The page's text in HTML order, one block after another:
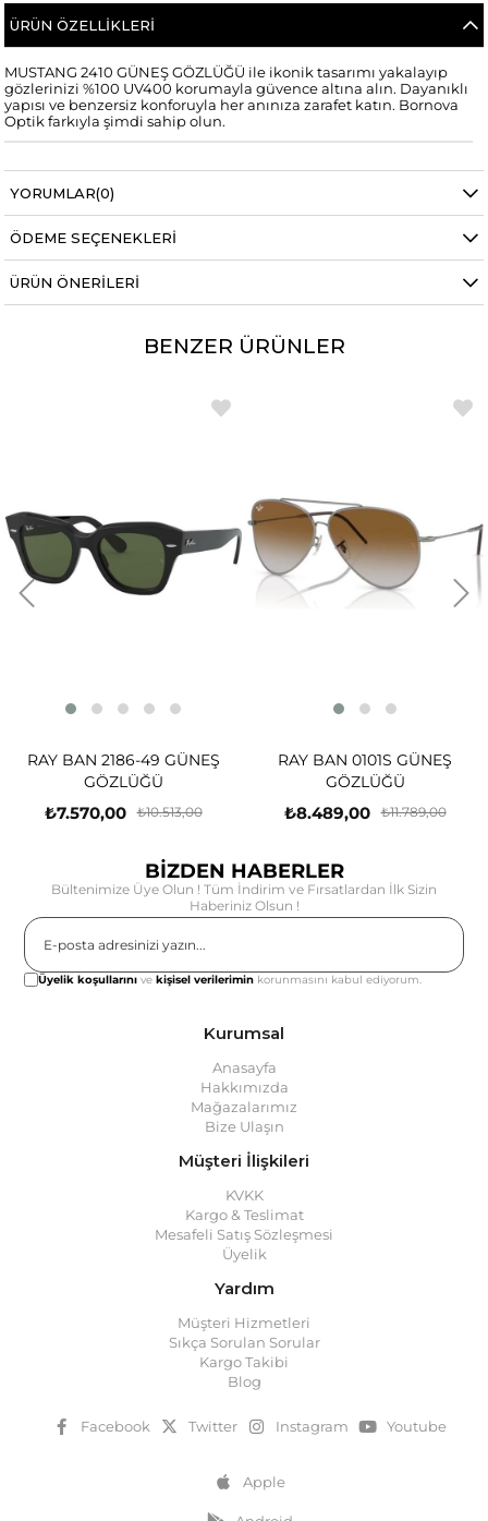
ÜRÜN ÖZELLIKLERI
MUSTANG 2410 GÜNEŞ GÖZLÜĞÜ ile ikonik tasarımı yakalayıp
gözlerinizi %100 UV400 korumayla güvence altına alın. Dayanıklı
yapısı ve benzersiz konforuyla her anınıza zarafet katın. Bornova
Optik farkıyla şimdi sahip olun.
YORUMLAR(0)
ÖDEME SEÇENEKLERI
ÜRÜN ÖNERILERI
BENZER ÜRÜNLER
RAY BAN 2186-49 GÜNEŞ
GÖZLÜĞÜ
₺7.570,00 ₺10.513,00
RAY BAN 0101S GÜNEŞ
GÖZLÜĞÜ
₺8.489,00 ₺11.789,00
BİZDEN HABERLER
Bültenimize Üye Olun ! Tüm İndirim ve Fırsatlardan İlk Sizin
Haberiniz Olsun !
Üyelik koşullarını vekişisel verilerimin korunmasını kabul ediyorum.
Kurumsal
Anasayfa
Hakkımızda
Mağazalarımız
Bize Ulaşın
Müşteri İlişkileri
KVKK
Kargo & Teslimat
Mesafeli Satış Sözleşmesi
Üyelik
Yardım
Müşteri Hizmetleri
Sıkça Sorulan Sorular
Kargo Takibi
Blog
Facebook Twitter Instagram Youtube
Apple